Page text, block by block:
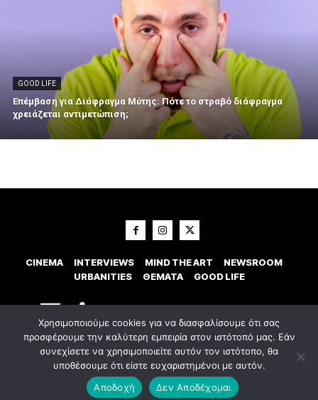
GOOD LIFE
Επέμβαση για Διάφραγμα Μύτης: Πότε το στραβό διάφραγμα
χρειάζεται αντιμετώπιση;
CINEMA INTERVIEWS MIND THE ART
NEWSROOM
URBANITIES
ΘΕΜΑΤΑ GOOD LIFE
© 2023 Εxostispress - All right reserved. Κατασκευή Ιστοσελίδας
digital agency
Οροι χρήσης
Χρησιμοποιούμε cookies για να διασφαλίσουμε ότι σας
προσφέρουμε την καλύτερη εμπειρία στον ιστότοπό μας. Εάν
συνεχίσετε να χρησιμοποιείτε αυτόν τον ιστότοπο, θα
υποθέσουμε ότι είστε ευχαριστημένοι με αυτόν.
Αποδοχή
Δεν Αποδέχομαι